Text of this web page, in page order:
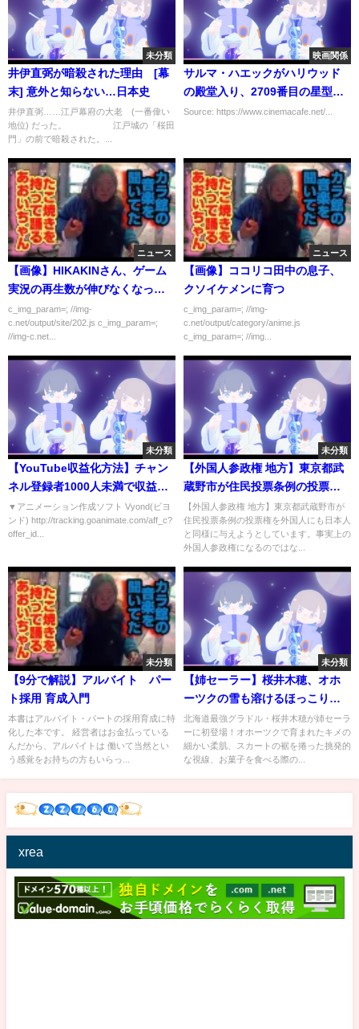
未分類
井伊直弼が暗殺された理由 [幕
末] 意外と知らない…日本史
井伊直弼……江戸幕府の大老 (一番偉い
地位) だった。 江戸城の「桜田
門」の前で暗殺された。...
映画関係
サルマ・ハエックがハリウッド
の殿堂入り、2709番目の星型プ
レートがお披露目に
Source: https://www.cinemacafe.net/...
ニュース
【画像】HIKAKINさん、ゲーム
実況の再生数が伸びなくなって
しまう
c_img_param=; //img-
c.net/output/site/202.js c_img_param=;
//img-c.net...
ニュース
【画像】ココリコ田中の息子、
クソイケメンに育つ
c_img_param=; //img-
c.net/output/category/anime.js
c_img_param=; //img...
未分類
【YouTube収益化方法】チャン
ネル登録者1000人未満で収益化
できる５つの方法について解説
します【YouTube始め方】
▼アニメーション作成ソフト Vyond(ビヨ
ンド) http://tracking.goanimate.com/aff_c?
offer_id...
未分類
【外国人参政権 地方】東京都武
蔵野市が住民投票条例の投票権
を外国人にも日本人と同様に与
えようとしています。事実上の
外国人参政権になるのではない
はいけないのか。
【外国人参政権 地方】東京都武蔵野市が
住民投票条例の投票権を外国人にも日本人
と同様に与えようとしています。事実上の
外国人参政権になるのではな...
未分類
【9分で解説】アルバイト パー
ト採用 育成入門
本書はアルバイト・パートの採用育成に特
化した本です。 経営者はお金払っている
んだから、アルバイトは 働いて当然とい
う感覚をお持ちの方もいらっ...
未分類
【姉セーラー】桜井木穂、オホ
ーツクの雪も溶けるほっこり笑
顔！こんな同級生が欲しかった
～‼ 2021年８月４日発売『アサ
芸Secret！Vol.71』
北海道最強グラドル・桜井木穂が姉セーラ
ーに初登場！オホーツクで育まれたキメの
細かい柔肌、スカートの裾を捲った挑発的
な視線、お菓子を食べる際の...
xrea